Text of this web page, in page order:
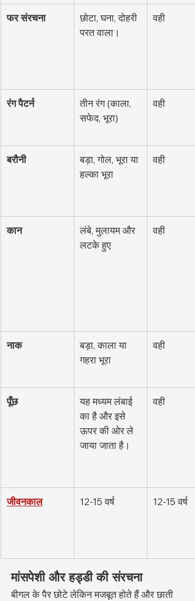
फर संरचना
छोटा, घना, दोहरी
परत वाला।
वही
रंग पैटर्न
तीन रंग (काला,
सफेद, भूरा)
वही
बरौनी
बड़ा, गोल, भूरा या
हल्का भूरा
वही
कान
लंबे, मुलायम और
लटके हुए
वही
नाक
बड़ा, काला या
गहरा भूरा
वही
पूँछ
यह मध्यम लंबाई
का है और इसे
ऊपर की ओर ले
जाया जाता है।
वही
जीवनकाल 12-15 वर्ष 12-15 वर्ष
मांसपेशी और हड्डी की संरचना
बीगल के पैर छोटे लेकिन मजबूत होते हैं और छाती